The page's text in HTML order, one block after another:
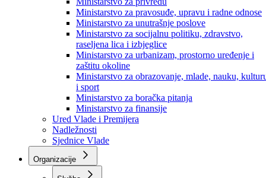
Članovi Vlade
Ministarstva
Ministarstvo za privredu
Ministarstvo za pravosuđe, upravu i radne odnose
Ministarstvo za unutrašnje poslove
Ministarstvo za socijalnu politiku, zdravstvo,
raseljena lica i izbjeglice
Ministarstvo za urbanizam, prostorno uređenje i
zaštitu okoline
Ministarstvo za obrazovanje, mlade, nauku,
i sport
Ministarstvo za boračka pitanja
Ministarstvo za finansije
Ured Vlade i Premijera
Nadležnosti
Sjednice Vlade